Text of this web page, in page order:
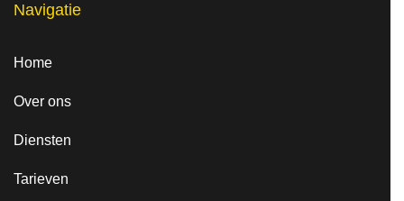
Navigatie
Home
Over ons
Diensten
Tarieven